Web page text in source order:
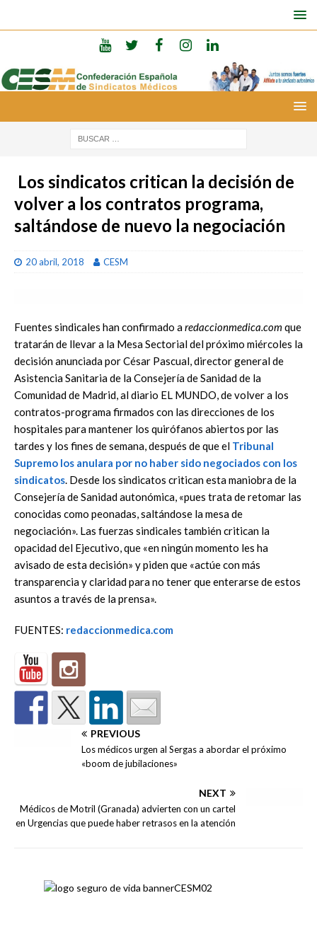
Los sindicatos critican la decisión de
volver a los contratos programa,
saltándose de nuevo la negociación
20 abril, 2018 CESM
Fuentes sindicales han confirmado aredaccionmedica.com que
tratarán de llevar a la Mesa Sectorial del próximo miércoles la
decisión anunciada por César Pascual, director general de
Asistencia Sanitaria de la Consejería de Sanidad de la
Comunidad de Madrid, al diario EL MUNDO, de volver a los
contratos-programa firmados con las direcciones de los
hospitales para mantener los quirófanos abiertos por las
tardes y los fines de semana, después de que el Tribunal
Supremo los anulara por no haber sido negociados con los
sindicatos. Desde los sindicatos critican esta maniobra de la
Consejería de Sanidad autonómica, «pues trata de retomar las
conocidas como peonadas, saltándose la mesa de
negociación». Las fuerzas sindicales también critican la
opacidad del Ejecutivo, que «en ningún momento les ha
avisado de esta decisión» y piden que «actúe con más
transparencia y claridad para no tener que enterarse de estos
asuntos a través de la prensa».
FUENTES: redaccionmedica.com
PREVIOUS
Los médicos urgen al Sergas a abordar el próximo
«boom de jubilaciones»
NEXT
Médicos de Motril (Granada) advierten con un cartel
en Urgencias que puede haber retrasos en la atención